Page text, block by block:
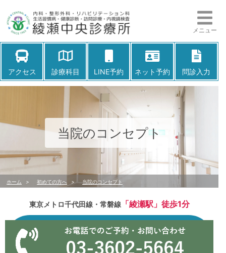
メニュー
アクセス 診療科目 LINE予約 ネット予約 問診入力
当院のコンセプト
ホーム > 初めての方へ > 当院のコンセプト
東京メトロ千代田線・常磐線「綾瀬駅」徒歩1分